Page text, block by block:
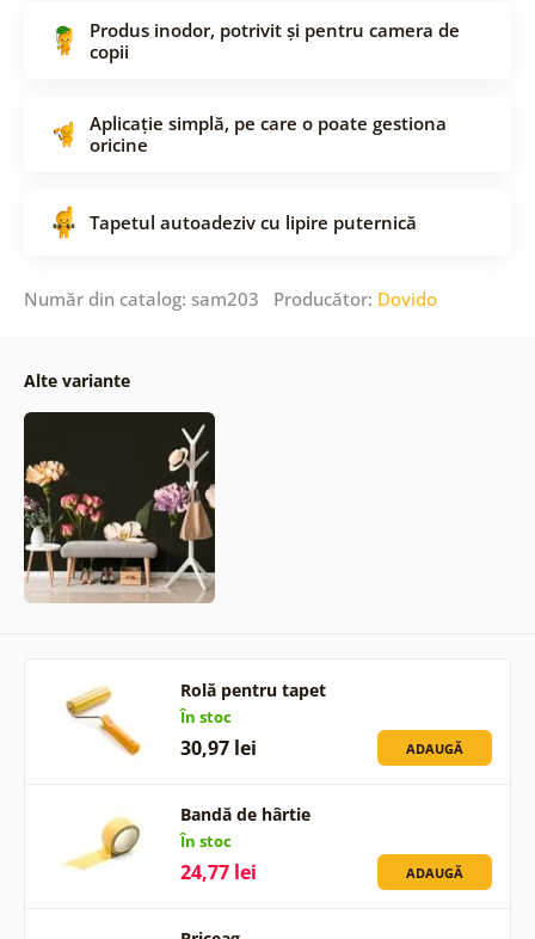
Produs inodor, potrivit și pentru camera de
copii
Aplicație simplă, pe care o poate gestiona
oricine
Tapetul autoadeziv cu lipire puternică
Număr din catalog: sam203 Producător: Dovido
Alte variante
Rolă pentru tapet
În stoc
30,97 lei ADAUGĂ
Bandă de hârtie
În stoc
24,77 lei ADAUGĂ